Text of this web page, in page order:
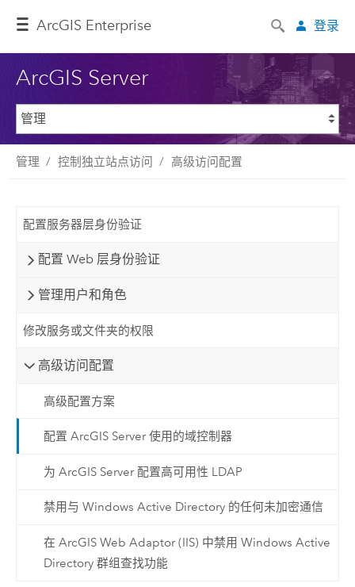
ArcGIS Enterprise 登录
ArcGIS Server
管理 控制独立站点访问 高级访问配置
配置服务器层身份验证
配置 Web 层身份验证
管理用户和角色
修改服务或文件夹的权限
高级访问配置
高级配置方案
配置 ArcGIS Server 使用的域控制器
为 ArcGIS Server 配置高可用性 LDAP
禁用与 Windows Active Directory 的任何未加密通信
在 ArcGIS Web Adaptor (IIS) 中禁用 Windows Active
Directory 群组查找功能